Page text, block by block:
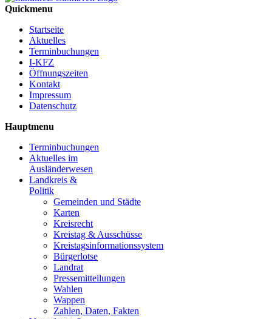
Quickmenu
Startseite
Aktuelles
Terminbuchungen
I-KFZ
Öffnungszeiten
Kontakt
Impressum
Datenschutz
Hauptmenu
Terminbuchungen
Aktuelles im
Ausländerwesen
Landkreis &
Politik
Gemeinden und Städte
Karten
Kreisrecht
Kreistag & Ausschüsse
Kreistagsinformationssystem
Bürgerlotse
Landrat
Pressemitteilungen
Wahlen
Wappen
Zahlen, Daten, Fakten